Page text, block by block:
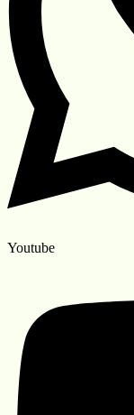
Youtube